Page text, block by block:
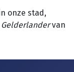
onze stad,
Gelderlandervan